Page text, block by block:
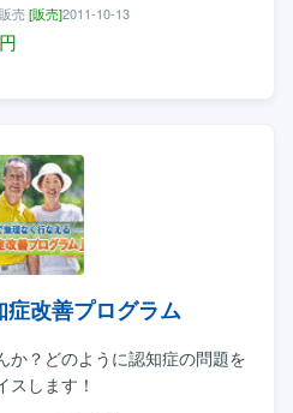
売[販売]2011-10-13
円
改善プログラム
か？どのように認知症の問題を
スします！